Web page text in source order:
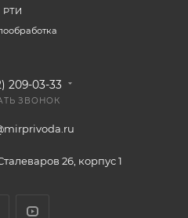
РТИ
209-03-33
ЗВОНОК
26, корпус 1